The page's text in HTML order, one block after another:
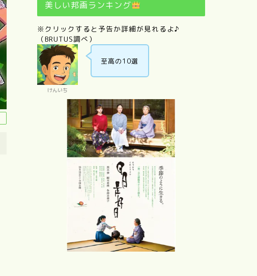
美しい邦画ランキング
※クリックすると予告か詳細が見れるよ♪
（BRUTUS調べ）
けんいち
至高の10選